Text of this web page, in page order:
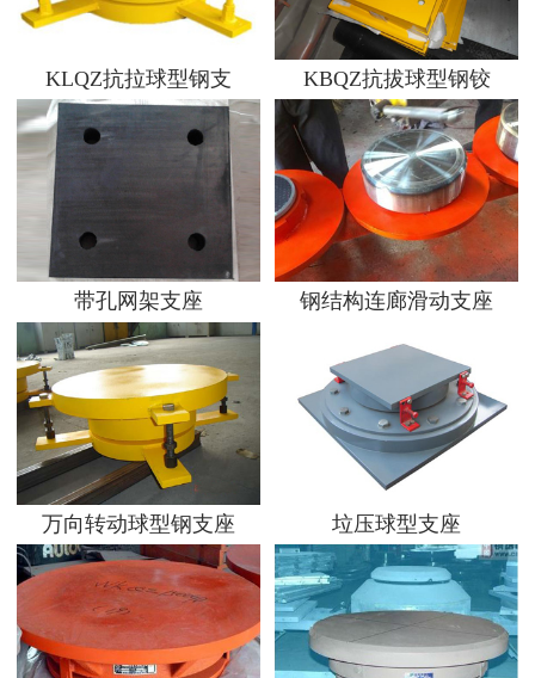
KLQZ抗拉球型钢支 KBQZ抗拔球型钢铰
带孔网架支座 钢结构连廊滑动支座
万向转动球型钢支座 垃压球型支座